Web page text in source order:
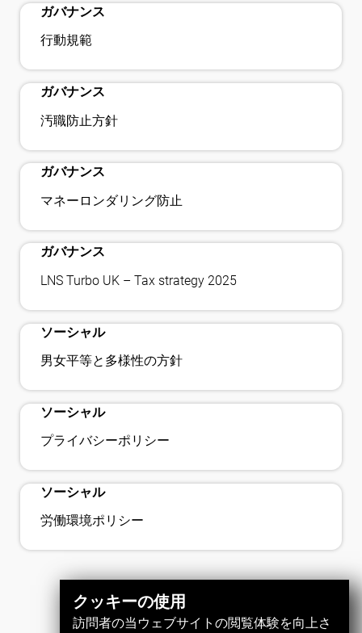
クッキーの使用
訪問者の当ウェブサイトの閲覧体験を向上さ
ガバナンス
行動規範
bookmark_check
ガバナンス
汚職防止方針
bookmark_check
ガバナンス
マネーロンダリング防止bookmark_check
ガバナンス
LNS Turbo UK – Tax strategy 2025
bookmark_check
ソーシャル
男女平等と多様性の方針bookmark_check
ソーシャル
プライバシーポリシーbookmark_check
ソーシャル
労働環境ポリシー